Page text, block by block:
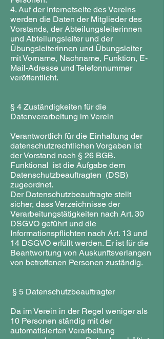
4. Auf der Internetseite des Vereins
werden die Daten der Mitglieder des
Vorstands, der Abteilungsleiterinnen
und Abteilungsleiter und der
Übungsleiterinnen und Übungsleiter
mit Vorname, Nachname, Funktion, E-
Mail-Adresse und Telefonnummer
veröffentlicht.
§ 4 Zuständigkeiten für die
Datenverarbeitung im Verein
Verantwortlich für die Einhaltung der
datenschutzrechtlichen Vorgaben ist
der Vorstand nach § 26 BGB.
Funktional ist die Aufgabe dem
Datenschutzbeauftragten (DSB)
zugeordnet.
Der Datenschutzbeauftragte stellt
sicher, dass Verzeichnisse der
Verarbeitungstätigkeiten nach Art. 30
DSGVO geführt und die
Informationspflichten nach Art. 13 und
14 DSGVO erfüllt werden. Er ist für die
Beantwortung von Auskunftsverlangen
von betroffenen Personen zuständig.
§ 5 Datenschutzbeauftragter
Da im Verein in der Regel weniger als
10 Personen ständig mit der
automatisierten Verarbeitung